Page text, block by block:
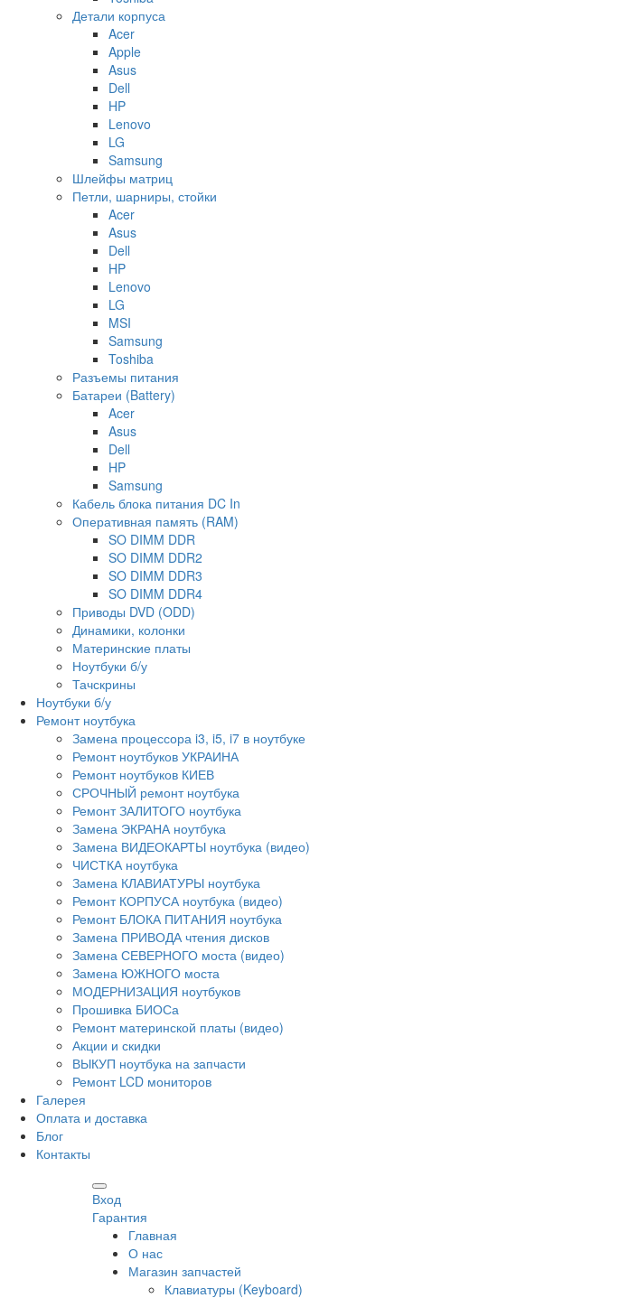
Детали корпуса
Acer
Apple
Asus
Dell
HP
Lenovo
LG
Samsung
Шлейфы матриц
Петли, шарниры, стойки
Acer
Asus
Dell
HP
Lenovo
LG
MSI
Samsung
Toshiba
Разъемы питания
Батареи (Battery)
Acer
Asus
Dell
HP
Samsung
Кабель блока питания DC In
Оперативная память (RAM)
SO DIMM DDR
SO DIMM DDR2
SO DIMM DDR3
SO DIMM DDR4
Приводы DVD (ODD)
Динамики, колонки
Материнские платы
Ноутбуки б/у
Тачскрины
Ноутбуки б/у
Ремонт ноутбука
Замена процессора i3, i5, i7 в ноутбуке
Ремонт ноутбуков УКРАИНА
Ремонт ноутбуков КИЕВ
СРОЧНЫЙ ремонт ноутбука
Ремонт ЗАЛИТОГО ноутбука
Замена ЭКРАНА ноутбука
Замена ВИДЕОКАРТЫ ноутбука (видео)
ЧИСТКА ноутбука
Замена КЛАВИАТУРЫ ноутбука
Ремонт КОРПУСА ноутбука (видео)
Ремонт БЛОКА ПИТАНИЯ ноутбука
Замена ПРИВОДА чтения дисков
Замена СЕВЕРНОГО моста (видео)
Замена ЮЖНОГО моста
МОДЕРНИЗАЦИЯ ноутбуков
Прошивка БИОСа
Ремонт материнской платы (видео)
Акции и скидки
ВЫКУП ноутбука на запчасти
Ремонт LCD мониторов
Галерея
Оплата и доставка
Блог
Контакты
Вход
Гарантия
Главная
О нас
Магазин запчастей
Клавиатуры (Keyboard)